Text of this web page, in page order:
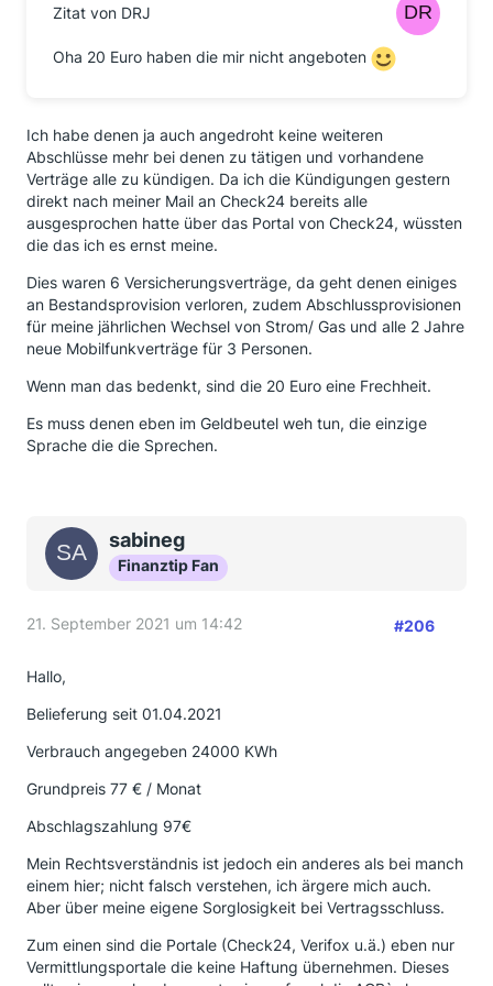
zum nächsten Wechsel vormerken.
Gerne unterstützen wir Sie auch telefonisch unter
089 24 24 11 66, bei Ihrem Wechsel und bei noch
Zitat von DRJ
Oha 20 Euro haben die mir nicht angeboten
Ich habe denen ja auch angedroht keine weiteren
Abschlüsse mehr bei denen zu tätigen und vorhandene
Verträge alle zu kündigen. Da ich die Kündigungen gestern
direkt nach meiner Mail an Check24 bereits alle
ausgesprochen hatte über das Portal von Check24, wüssten
die das ich es ernst meine.
Dies waren 6 Versicherungsverträge, da geht denen einiges
an Bestandsprovision verloren, zudem Abschlussprovisionen
für meine jährlichen Wechsel von Strom/ Gas und alle 2 Jahre
neue Mobilfunkverträge für 3 Personen.
Wenn man das bedenkt, sind die 20 Euro eine Frechheit.
Es muss denen eben im Geldbeutel weh tun, die einzige
Sprache die die Sprechen.
sabineg
Finanztip Fan
21. September 2021 um 14:42 #206
Hallo,
Belieferung seit 01.04.2021
Verbrauch angegeben 24000 KWh
Grundpreis 77 € / Monat
Abschlagszahlung 97€
Mein Rechtsverständnis ist jedoch ein anderes als bei manch
einem hier; nicht falsch verstehen, ich ärgere mich auch.
Aber über meine eigene Sorglosigkeit bei Vertragsschluss.
Zum einen sind die Portale (Check24, Verifox u.ä.) eben nur
Vermittlungsportale die keine Haftung übernehmen. Dieses